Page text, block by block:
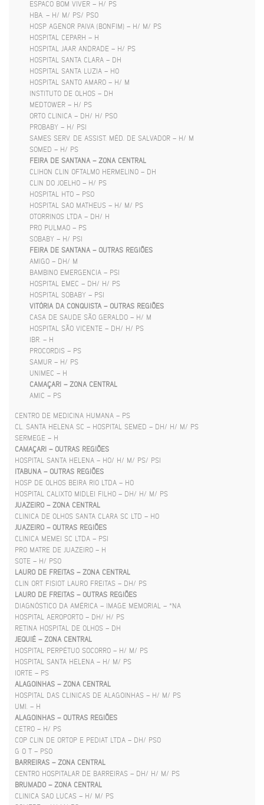
ESPACO BOM VIVER – H/ PS
HBA. – H/ M/ PS/ PSO
HOSP AGENOR PAIVA (BONFIM) – H/ M/ PS
HOSPITAL CEPARH – H
HOSPITAL JAAR ANDRADE – H/ PS
HOSPITAL SANTA CLARA – DH
HOSPITAL SANTA LUZIA – HO
HOSPITAL SANTO AMARO – H/ M
INSTITUTO DE OLHOS – DH
MEDTOWER – H/ PS
ORTO CLINICA – DH/ H/ PSO
PROBABY – H/ PSI
SAMES SERV. DE ASSIST. MÉD. DE SALVADOR – H/ M
SOMED – H/ PS
FEIRA DE SANTANA – ZONA CENTRAL
CLIHON CLIN OFTALMO HERMELINO – DH
CLIN DO JOELHO – H/ PS
HOSPITAL HTO – PSO
HOSPITAL SAO MATHEUS – H/ M/ PS
OTORRINOS LTDA – DH/ H
PRO PULMAO – PS
SOBABY – H/ PSI
FEIRA DE SANTANA – OUTRAS REGIÕES
AMIGO – DH/ M
BAMBINO EMERGENCIA – PSI
HOSPITAL EMEC – DH/ H/ PS
HOSPITAL SOBABY – PSI
VITÓRIA DA CONQUISTA – OUTRAS REGIÕES
CASA DE SAUDE SÃO GERALDO – H/ M
HOSPITAL SÃO VICENTE – DH/ H/ PS
IBR. – H
PROCORDIS – PS
SAMUR – H/ PS
UNIMEC – H
CAMAÇARI – ZONA CENTRAL
AMIC – PS
CENTRO DE MEDICINA HUMANA – PS
CL. SANTA HELENA SC – HOSPITAL SEMED – DH/ H/ M/ PS
SERMEGE – H
CAMAÇARI – OUTRAS REGIÕES
HOSPITAL SANTA HELENA – HO/ H/ M/ PS/ PSI
ITABUNA – OUTRAS REGIÕES
HOSP DE OLHOS BEIRA RIO LTDA – HO
HOSPITAL CALIXTO MIDLEI FILHO – DH/ H/ M/ PS
JUAZEIRO – ZONA CENTRAL
CLINICA DE OLHOS SANTA CLARA SC LTD – HO
JUAZEIRO – OUTRAS REGIÕES
CLINICA MEMEI SC LTDA – PSI
PRO MATRE DE JUAZEIRO – H
SOTE – H/ PSO
LAURO DE FREITAS – ZONA CENTRAL
CLIN ORT FISIOT LAURO FREITAS – DH/ PS
LAURO DE FREITAS – OUTRAS REGIÕES
DIAGNÓSTICO DA AMÉRICA – IMAGE MEMORIAL – *NA
HOSPITAL AEROPORTO – DH/ H/ PS
RETINA HOSPITAL DE OLHOS – DH
JEQUIÉ – ZONA CENTRAL
HOSPITAL PERPÉTUO SOCORRO – H/ M/ PS
HOSPITAL SANTA HELENA – H/ M/ PS
IORTE – PS
ALAGOINHAS – ZONA CENTRAL
HOSPITAL DAS CLINICAS DE ALAGOINHAS – H/ M/ PS
UMI. – H
ALAGOINHAS – OUTRAS REGIÕES
CETRO – H/ PS
COP CLIN DE ORTOP E PEDIAT LTDA – DH/ PSO
G O T – PSO
BARREIRAS – ZONA CENTRAL
CENTRO HOSPITALAR DE BARREIRAS – DH/ H/ M/ PS
BRUMADO – ZONA CENTRAL
CLINICA SAO LUCAS – H/ M/ PS